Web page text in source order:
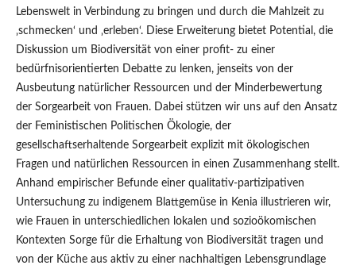
Lebenswelt in Verbindung zu bringen und durch die Mahlzeit zu
‚schmecken‘ und ‚erleben‘. Diese Erweiterung bietet Potential, die
Diskussion um Biodiversität von einer profit- zu einer
bedürfnisorientierten Debatte zu lenken, jenseits von der
Ausbeutung natürlicher Ressourcen und der Minderbewertung
der Sorgearbeit von Frauen. Dabei stützen wir uns auf den Ansatz
der Feministischen Politischen Ökologie, der
gesellschaftserhaltende Sorgearbeit explizit mit ökologischen
Fragen und natürlichen Ressourcen in einen Zusammenhang stellt.
Anhand empirischer Befunde einer qualitativ-partizipativen
Untersuchung zu indigenem Blattgemüse in Kenia illustrieren wir,
wie Frauen in unterschiedlichen lokalen und sozioökomischen
Kontexten Sorge für die Erhaltung von Biodiversität tragen und
von der Küche aus aktiv zu einer nachhaltigen Lebensgrundlage